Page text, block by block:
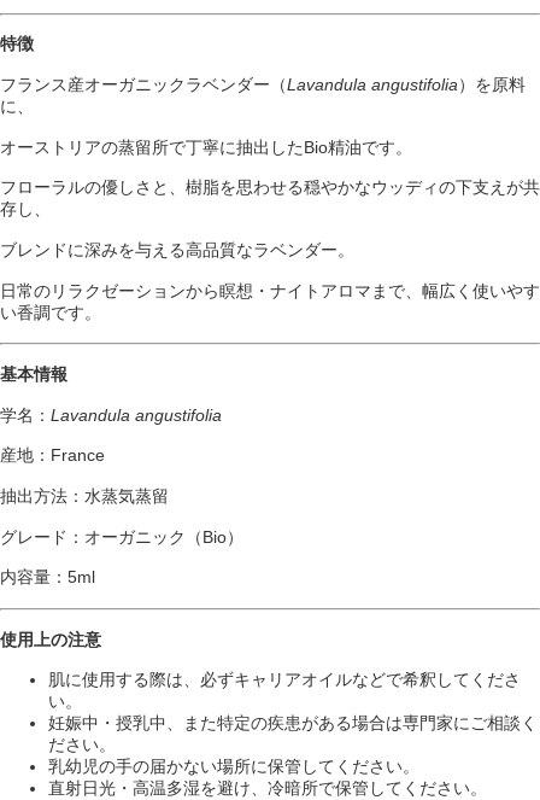
特徴
フランス産オーガニックラベンダー（Lavandula angustifolia）を原料
に、
オーストリアの蒸留所で丁寧に抽出したBio精油です。
フローラルの優しさと、樹脂を思わせる穏やかなウッディの下支えが共
存し、
ブレンドに深みを与える高品質なラベンダー。
日常のリラクゼーションから瞑想・ナイトアロマまで、幅広く使いやす
い香調です。
基本情報
学名： Lavandula angustifolia
産地：France
抽出方法：水蒸気蒸留
グレード：オーガニック（Bio）
内容量：5ml
使用上の注意
肌に使用する際は、必ずキャリアオイルなどで希釈してくださ
い。
妊娠中・授乳中、また特定の疾患がある場合は専門家にご相談く
ださい。
乳幼児の手の届かない場所に保管してください。
直射日光・高温多湿を避け、冷暗所で保管してください。